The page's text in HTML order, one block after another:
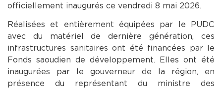
officiellement inaugurés ce vendredi 8 mai 2026.
Réalisées et entièrement équipées par le PUDC
avec du matériel de dernière génération, ces
infrastructures sanitaires ont été financées par le
Fonds saoudien de développement. Elles ont été
inaugurées par le gouverneur de la région, en
présence du représentant du ministre des